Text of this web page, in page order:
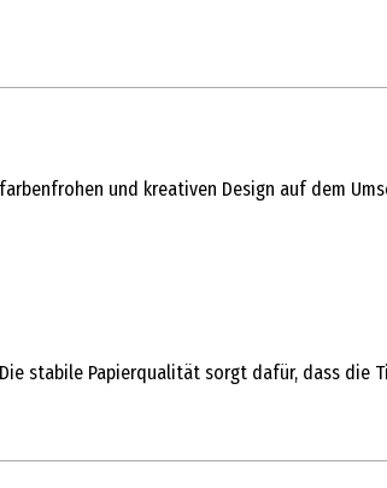
und kreativen Design auf dem
stabile Papierqualität sorgt dafür, dass die